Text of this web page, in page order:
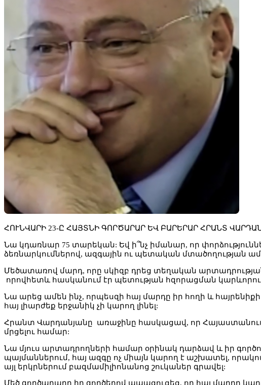
ՀՈՒՆՎԱՐԻ 23-Ը ՀԱՅՏՆԻ ԳՈՐԾԱՐԱՐ ԵՎ ԲԱՐԵՐԱՐ ՀՐԱՆՏ
Նա կդառնար 75 տարեկան: Եվ ի՞նչ իմանար, որ
ձեռնարկումներով, ազգային ու պետական մտածողության
Մեծատառով մարդ, որը սկիզբ դրեց տեղական
որովհետև հասկանում էր պետության հզորացման
Նա արեց ամեն ինչ, որպեսզի հայ մարդը իր հողի և
հայ լիարժեք երջանիկ չի կարող լինել:
Հրանտ Վարդանյանը առաջինը հասկացավ, որ
մրցելու համար:
Նա մյուս արտադրողների համար օրինակ դարձավ և իր
պայմաններում, հայ ազգը ոչ միայն կարող է աշխատել,
այլ երկրներում բազմամիլիոնանոց շուկաներ գրավել:
Մեծ գործարարը իր գործերով ապացուցեց, որ հայ մարդը